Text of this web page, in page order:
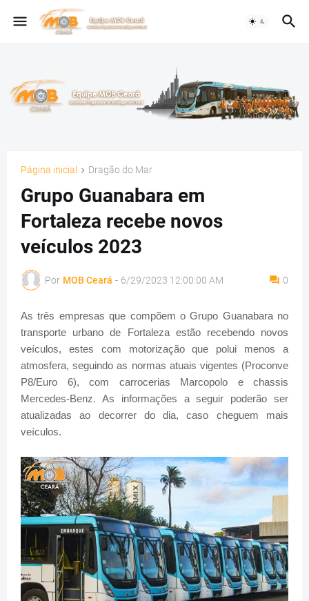
Página inicial Dragão do Mar
Grupo Guanabara em
Fortaleza recebe novos
veículos 2023
Por MOB Ceará - 6/29/2023 12:00:00 AM 0
As três empresas que compõem o Grupo Guanabara no
transporte urbano de Fortaleza estão recebendo novos
veículos, estes com motorização que polui menos a
atmosfera, seguindo as normas atuais vigentes (Proconve
P8/Euro 6), com carrocerias Marcopolo e chassis
Mercedes-Benz. As informações a seguir poderão ser
atualizadas ao decorrer do dia, caso cheguem mais
veículos.